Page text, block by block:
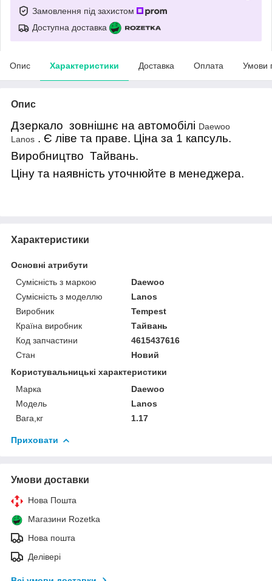
Замовлення під захистом
Доступна доставка
Опис Характеристики Доставка Оплата Умови
Опис
Дзеркало зовнішнє на автомобілі Daewoo
Lanos . Є ліве та праве. Ціна за 1 капсуль.
Виробництво Тайвань.
Ціну та наявність уточнюйте в менеджера.
Характеристики
Основні атрибути
Сумісність з маркою
Daewoo
Сумісність з моделлю
Lanos
Виробник
Tempest
Країна виробник
Тайвань
Код запчастини
4615437616
Стан
Новий
Користувальницькі характеристики
Марка
Daewoo
Модель
Lanos
Вага,кг
1.17
Приховати
Умови доставки
Нова Пошта
Магазини Rozetka
Нова пошта
Делівері